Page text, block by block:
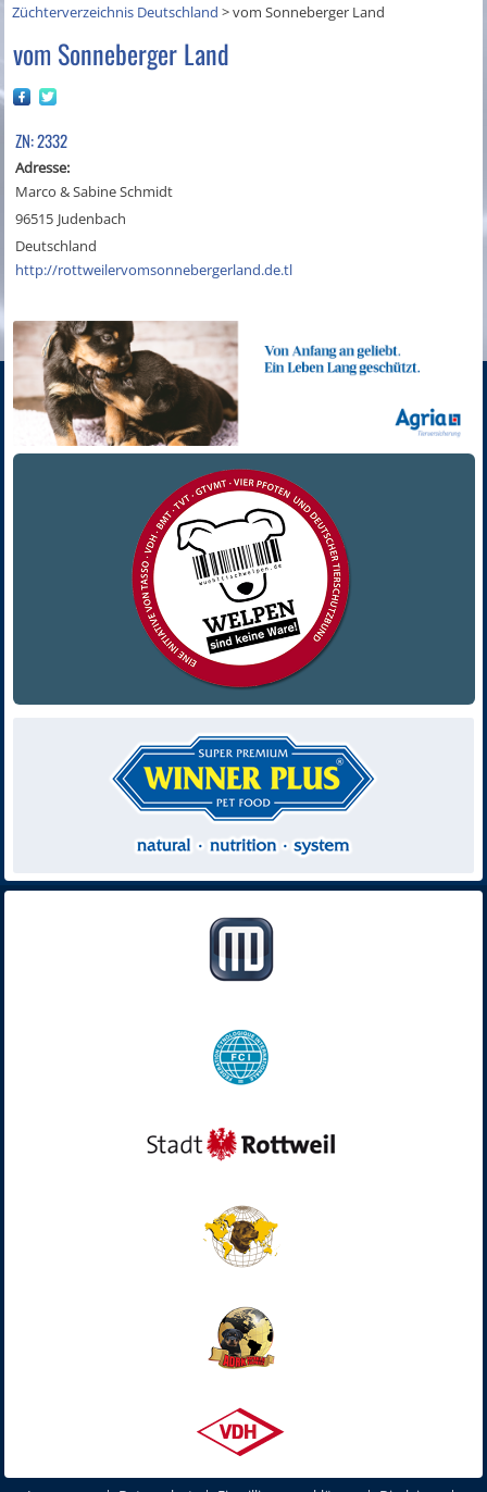
Züchterverzeichnis Deutschland >vom Sonneberger Land
vom Sonneberger Land
ZN: 2332
Adresse:
Marco & Sabine Schmidt
96515 Judenbach
Deutschland
http://rottweilervomsonnebergerland.de.tl